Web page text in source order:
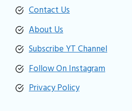
Contact Us
About Us
Subscribe YT Channel
Follow On Instagram
Privacy Policy